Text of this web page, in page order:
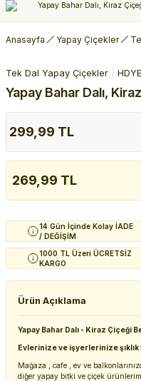
Anasayfa Yapay Çiçekler
Tek Dal Yapay Çiçekler
Yapay Bahar Dalı,
299,99 TL
269,99 TL
14 Gün İçinde Kolay İADE
/ DEĞİŞİM
1000 TL Üzeri ÜCRETSİZ
KARGO
Ürün Açıklama
Yapay Bahar Dalı - Kiraz Çiçeği
Evlerinize ve işyerlerinize
Mağaza , cafe , ev ve
diğer yapay bitki ve çiçek